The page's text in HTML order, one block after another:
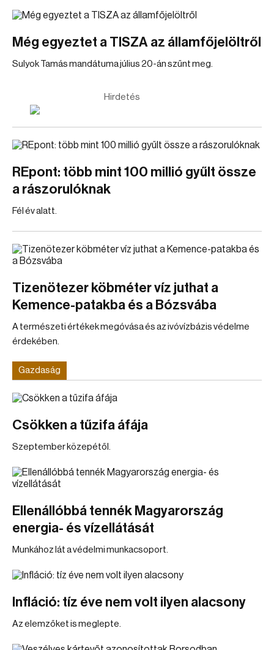
Még egyeztet a TISZA az államfőjelöltről
Sulyok Tamás mandátuma július 20-án szűnt meg.
Hirdetés
REpont: több mint 100 millió gyűlt össze
a rászorulóknak
Fél év alatt.
Tizenötezer köbméter víz juthat a
Kemence-patakba és a Bózsvába
A természeti értékek megóvása és az ivóvízbázis védelme
érdekében.
Gazdaság
Csökken a tűzifa áfája
Szeptember közepétől.
Ellenállóbbá tennék Magyarország
energia- és vízellátását
Munkához lát a védelmi munkacsoport.
Infláció: tíz éve nem volt ilyen alacsony
Az elemzőket is meglepte.